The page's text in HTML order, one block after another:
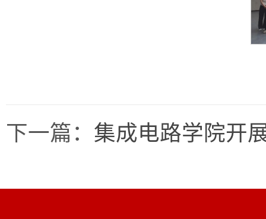
下一篇： 集成电路学院开